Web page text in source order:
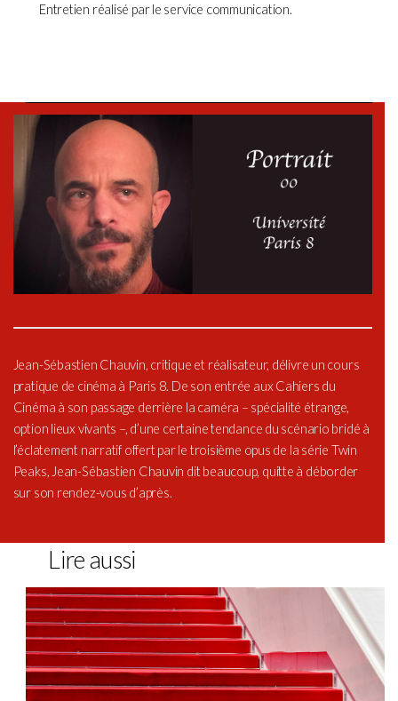
Entretien réalisé par le service communication.
Jean-Sébastien Chauvin, critique et réalisateur, délivre un cours
pratique de cinéma à Paris 8. De son entrée aux Cahiers du
Cinéma à son passage derrière la caméra – spécialité étrange,
option lieux vivants –, d’une certaine tendance du scénario bridé à
l’éclatement narratif offert par le troisième opus de la série Twin
Peaks, Jean-Sébastien Chauvin dit beaucoup, quitte à déborder
sur son rendez-vous d’après.
Lire aussi